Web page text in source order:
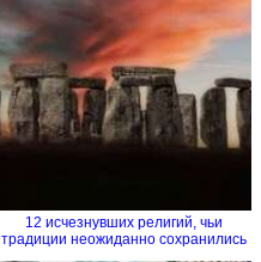
12 исчезнувших религий, чьи
традиции неожиданно сохранились